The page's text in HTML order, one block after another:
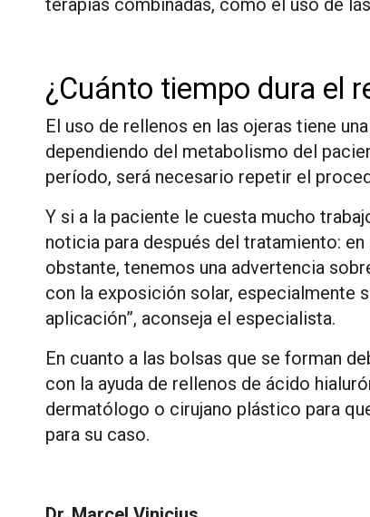
terapias combinadas, como el uso de
¿Cuánto tiempo dura el
El uso de rellenos en las ojeras tiene
dependiendo del metabolismo del
período, será necesario repetir el
Y si a la paciente le cuesta mucho
noticia para después del tratamiento:
obstante, tenemos una advertencia
con la exposición solar, especialmente
aplicación”, aconseja el especialista.
En cuanto a las bolsas que se forman
con la ayuda de rellenos de ácido
dermatólogo o cirujano plástico para
para su caso.